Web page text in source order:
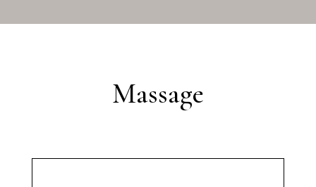
Massage